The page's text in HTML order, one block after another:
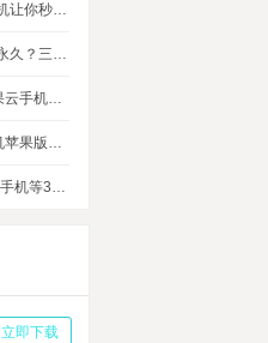
玩和平精英别再干等加载，云手机让你秒玩游戏进战场
解答问题：云手机哪个是免费的永久？三大免费永久正版云手机对比
新手iOS云手机怎么选？三大苹果云手机知名品牌性能对比测评
iOS云手机多开实测，多多云手机苹果版最多可同时运行多少台？
ios云手机哪个是免费的？多多云手机等3大品牌对比测评，告诉你免费ios云手机的真相
立即下载